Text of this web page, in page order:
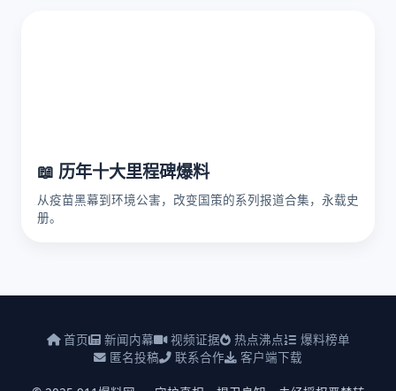
📖 历年十大里程碑爆料
从疫苗黑幕到环境公害，改变国策的系列报道合集，永载史
册。
首页 新闻内幕 视频证据 热点沸点
爆料榜单
匿名投稿
联系合作 客户端下载